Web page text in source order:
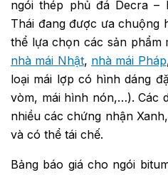
ngói thép phủ đá Decra –
Thái đang được ưa chuộng
thể lựa chọn các sản phẩm
nhà mái Nhật, nhà mái Pháp
loại mái lợp có hình dáng
vòm, mái hình nón,…). Các
nhiều các chứng nhận
và có thể tái chế.
Bảng báo giá cho ngói